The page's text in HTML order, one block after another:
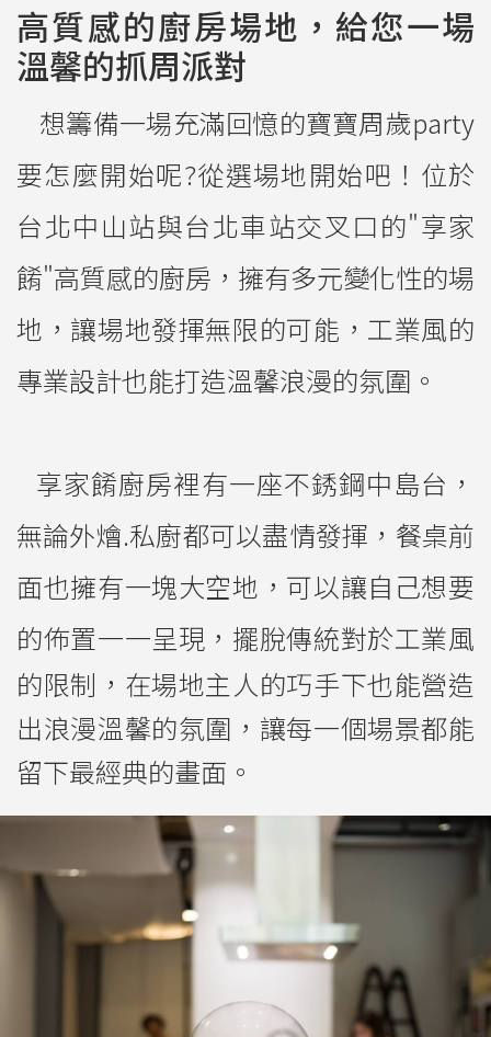
高質感的廚房場地，給您一場
溫馨的抓周派對
想籌備一場充滿回憶的寶寶周歲party
要怎麼開始呢?從選場地開始吧！位於
台北中山站與台北車站交叉口的"享家
餚"高質感的廚房，擁有多元變化性的場
地，讓場地發揮無限的可能，工業風的
專業設計也能打造溫馨浪漫的氛圍。
享家餚廚房裡有一座不銹鋼中島台，
無論外燴.私廚都可以盡情發揮，餐桌前
面也擁有一塊大空地，可以讓自己想要
的佈置一一呈現， 擺脫傳統對於工業風
的限制，在場地主人的巧手下也能營造
出浪漫溫馨的氛圍，讓每一個場景都能
留下最經典的畫面。